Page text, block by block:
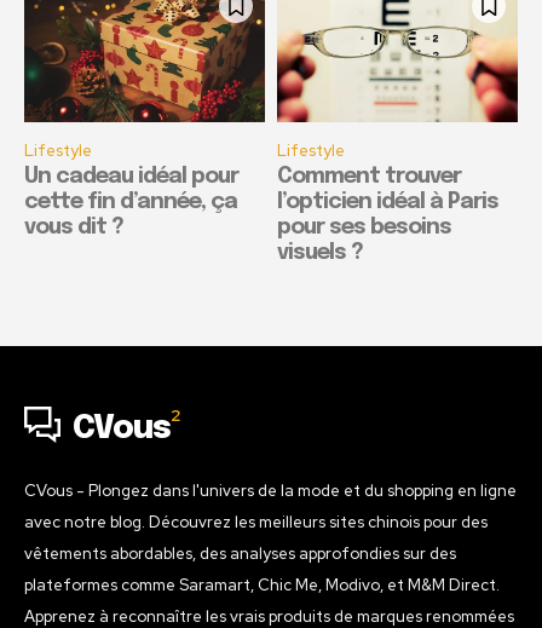
Lifestyle
Un cadeau idéal pour
cette fin d’année, ça
vous dit ?
Lifestyle
Comment trouver
l’opticien idéal à Paris
pour ses besoins
visuels ?
CVous2
CVous - Plongez dans l'univers de la mode et du shopping en ligne
avec notre blog. Découvrez les meilleurs sites chinois pour des
vêtements abordables, des analyses approfondies sur des
plateformes comme Saramart, Chic Me, Modivo, et M&M Direct.
Apprenez à reconnaître les vrais produits de marques renommées